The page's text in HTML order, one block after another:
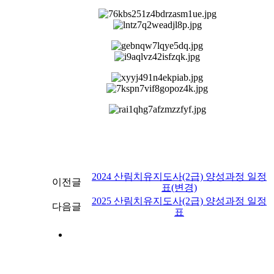
이전글
2024 산림치유지도사(2급) 양성과정 일정
표(변경)
다음글
2025 산림치유지도사(2급) 양성과정 일정
표